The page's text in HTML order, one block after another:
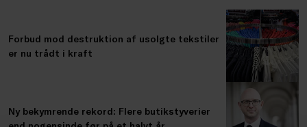
Forbud mod destruktion af usolgte tekstiler
er nu trådt i kraft
Ny bekymrende rekord: Flere butikstyverier